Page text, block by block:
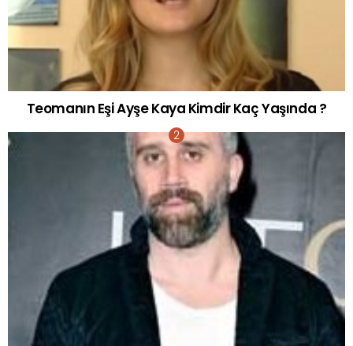
Teomanın Eşi Ayşe Kaya Kimdir Kaç Yaşında ?